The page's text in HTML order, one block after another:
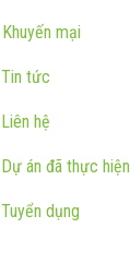
Khuyến mại
Tin tức
Liên hệ
Dự án đã thực hiện
Tuyển dụng